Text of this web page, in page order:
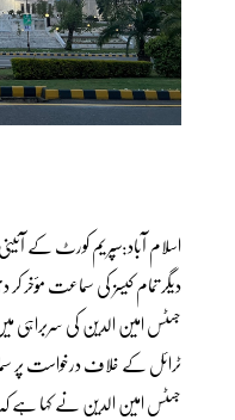
اسلام آباد:سپریم کورٹ کے
دیگر تمام کیسز کی سماعت مؤخر
جسٹس امین الدین کی سربراہی
ٹرائل کے خلاف درخواست پر
جسٹس امین الدین نے کہا ہے